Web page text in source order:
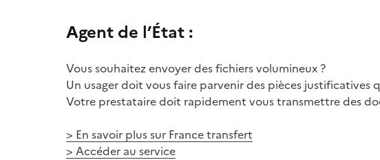
Agent de l’État :
Vous souhaitez envoyer des fichiers volumineux ?
Un usager doit vous faire parvenir des pièces justificatives
Votre prestataire doit rapidement vous transmettre des
> En savoir plus sur France transfert
> Accéder au service